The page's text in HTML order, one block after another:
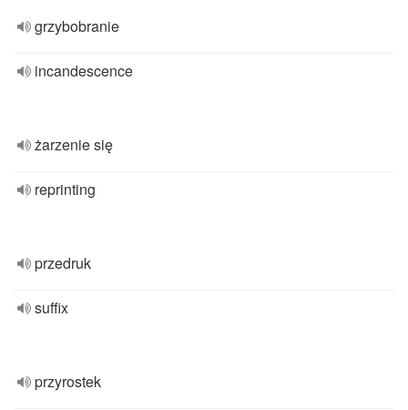
grzybobranie
incandescence
żarzenie się
reprinting
przedruk
suffix
przyrostek